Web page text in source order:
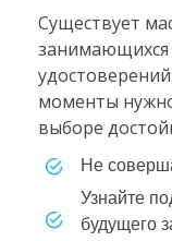
Существует
занимающихся
моменты
выборе
не
узнайте подробности о качестве вашего
будущего